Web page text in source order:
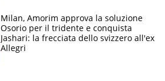
Milan, Amorim approva la soluzione
Osorio per il tridente e conquista
Jashari: la frecciata dello svizzero all'ex
Allegri